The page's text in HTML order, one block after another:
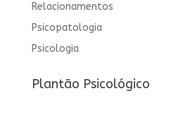
Relacionamentos
Psicopatologia
Psicologia
Plantão Psicológico